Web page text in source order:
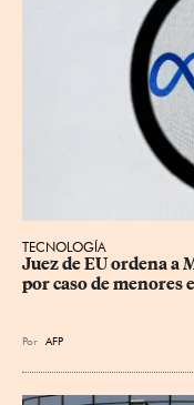
TECNOLOGÍA
Juez de EU ordena a
por caso de menores
Por AFP